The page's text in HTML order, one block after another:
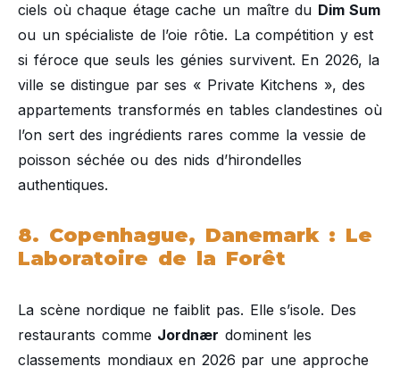
ciels où chaque étage cache un maître du Dim Sum
ou un spécialiste de l’oie rôtie. La compétition y est
si féroce que seuls les génies survivent. En 2026, la
ville se distingue par ses « Private Kitchens », des
appartements transformés en tables clandestines où
l’on sert des ingrédients rares comme la vessie de
poisson séchée ou des nids d’hirondelles
authentiques.
8. Copenhague, Danemark : Le
Laboratoire de la Forêt
La scène nordique ne faiblit pas. Elle s’isole. Des
restaurants comme Jordnær dominent les
classements mondiaux en 2026 par une approche